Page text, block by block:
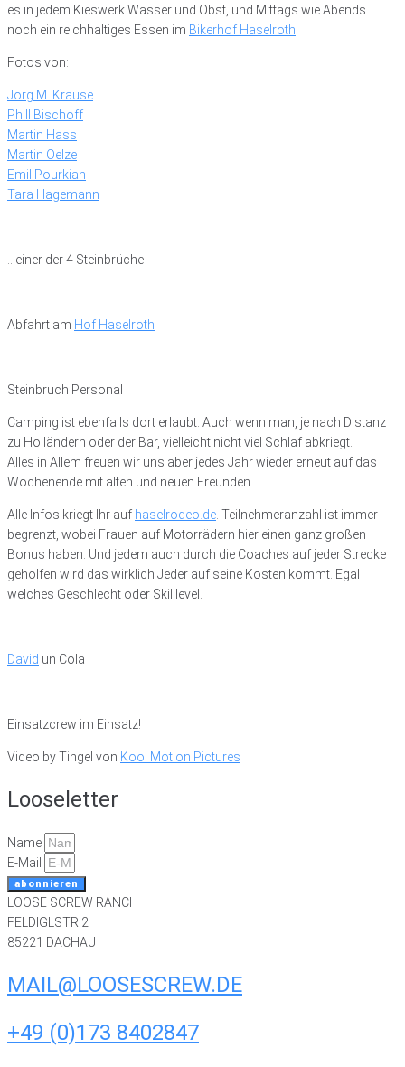
es in jedem Kieswerk Wasser und Obst, und Mittags wie Abends
noch ein reichhaltiges Essen im Bikerhof Haselroth
Fotos von:
Jörg M. Krause
Phill Bischoff
Martin Hass
Martin Oelze
Emil Pourkian
Tara Hagemann
…einer der 4 Steinbrüche
Abfahrt am Hof Haselroth
Steinbruch Personal
Camping ist ebenfalls dort erlaubt. Auch wenn man, je nach Distanz
zu Holländern oder der Bar, vielleicht nicht viel Schlaf abkriegt.
Alles in Allem freuen wir uns aber jedes Jahr wieder erneut auf das
Wochenende mit alten und neuen Freunden.
Alle Infos kriegt Ihr auf haselrodeo.de . Teilnehmeranzahl ist immer
begrenzt, wobei Frauen auf Motorrädern hier einen ganz großen
Bonus haben. Und jedem auch durch die Coaches auf jeder Strecke
geholfen wird das wirklich Jeder auf seine Kosten kommt. Egal
welches Geschlecht oder Skilllevel.
David un Cola
Einsatzcrew im Einsatz!
Video by Tingel von Kool Motion Pictures
Looseletter
Name
E-Mail
abonnieren
LOOSE SCREW RANCH
FELDIGLSTR.2
85221 DACHAU
MAIL@LOOSESCREW.DE
+49 (0)173 8402847